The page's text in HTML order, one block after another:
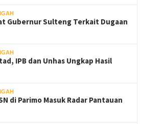
Gubernur Sulteng Terkait Dugaan
IPB dan Unhas Ungkap Hasil
di Parimo Masuk Radar Pantauan